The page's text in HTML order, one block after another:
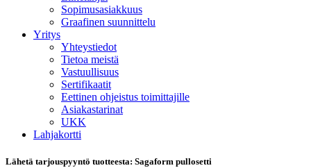
Sopimusasiakkuus
Graafinen suunnittelu
Yritys
Yhteystiedot
Tietoa meistä
Vastuullisuus
Sertifikaatit
Eettinen ohjeistus toimittajille
Asiakastarinat
UKK
Lahjakortti
Lähetä tarjouspyyntö tuotteesta: Sagaform pullosetti